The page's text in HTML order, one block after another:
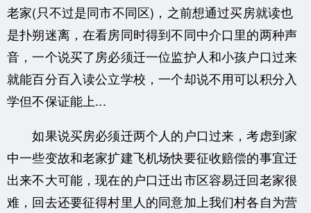
老家(只不过是同市不同区)，之前想通过买房就读也
是扑朔迷离，在看房同时得到不同中介口里的两种声
音，一个说买了房必须迁一位监护人和小孩户口过来
就能百分百入读公立学校，一个却说不用可以积分入
学但不保证能上...
如果说买房必须迁两个人的户口过来，考虑到家
中一些变故和老家扩建飞机场快要征收赔偿的事宜迁
出来不大可能，现在的户口迁出市区容易迁回老家很
难，回去还要征得村里人的同意加上我们村各自为营